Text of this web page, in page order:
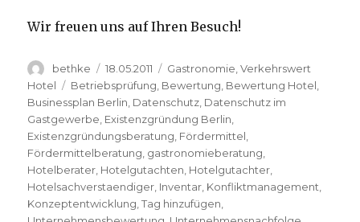
Wir freuen uns auf Ihren Besuch!
Autor
bethke
Veröffentlicht
am
18.05.2011 Kategorien
Gastronomie ,Verkehrswert
Hotel
Schlagwörter
Betriebsprüfung Bewertung Bewertung Hotel
Businessplan Berlin Datenschutz Datenschutz im
Gastgewerbe Existenzgründung Berlin
Existenzgründungsberatung Fördermittel
Fördermittelberatung gastronomieberatung
Hotelberater Hotelgutachten Hotelgutachter
Hotelsachverstaendiger Inventar Konfliktmanagement
Konzeptentwicklung ,Tag hinzufügen